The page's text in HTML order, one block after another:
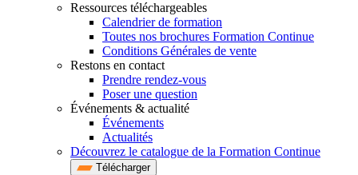
Ressources téléchargeables
Calendrier de formation
Toutes nos brochures Formation Continue
Conditions Générales de vente
Restons en contact
Prendre rendez-vous
Poser une question
Événements & actualité
Événements
Actualités
Découvrez le catalogue de la Formation Continue
Télécharger